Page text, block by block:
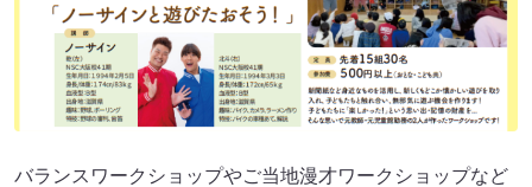
バランスワークショップやご当地漫才ワークショップなど